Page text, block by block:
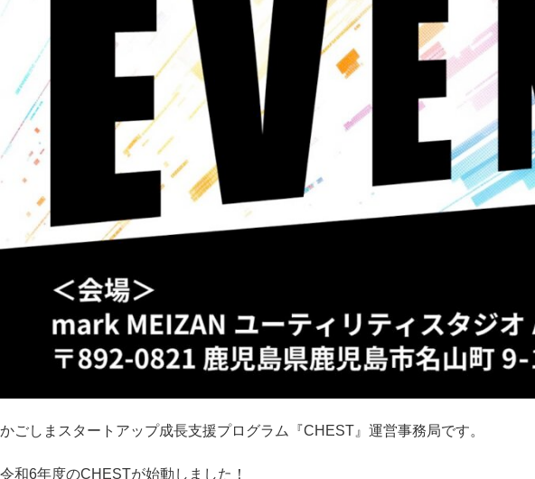
かごしまスタートアップ成長支援プログラム『CHEST』運営事務局です。
令和6年度のCHESTが始動しました！